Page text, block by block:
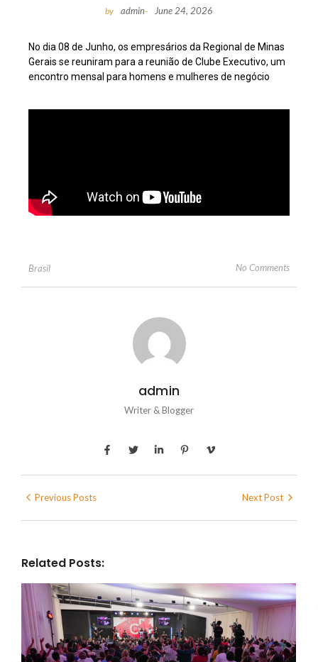
by admin- June 24, 2026
No dia 08 de Junho, os empresários da Regional de Minas
Gerais se reuniram para a reunião de Clube Executivo, um
encontro mensal para homens e mulheres de negócio
Brasil No Comments
admin
Writer & Blogger
Previous Posts Next Post
Related Posts: